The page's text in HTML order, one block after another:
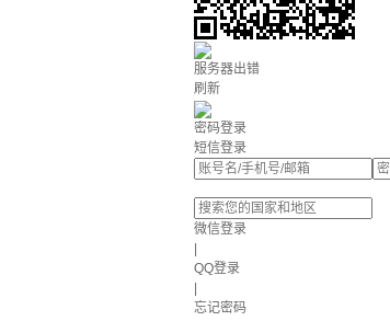
服务器出错
刷新
密码登录
短信登录
微信登录
QQ登录
忘记密码